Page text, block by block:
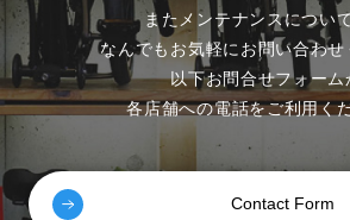
またメンテナンスについ
なんでもお気軽にお問い合わせ
以下お問合せフォーム
各店舗への電話をご利用く
Contact Form